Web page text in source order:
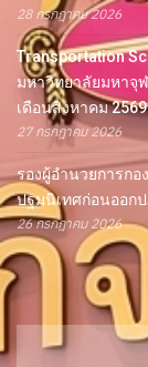
28 กรกฎาคม 2026
Transportation
มหาวิทยาลัยมหาจุ
เดือนสิงหาคม 2569
27 กรกฎาคม 2026
รองผู้อำนวยการกอ
ปฐมนิเทศก่อนออก
26 กรกฎาคม 2026